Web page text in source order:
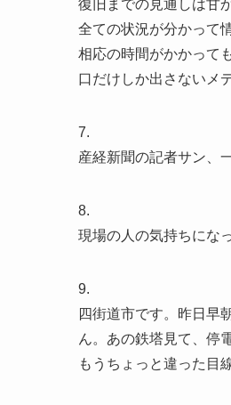
復旧までの見通しは甘
全ての状況が分かって
相応の時間がかかって
口だけしか出さないメ
7.
産経新聞の記者サン、
8.
現場の人の気持ちにな
9.
四街道市です。昨日早
ん。あの鉄塔見て、停
もうちょっと違った目